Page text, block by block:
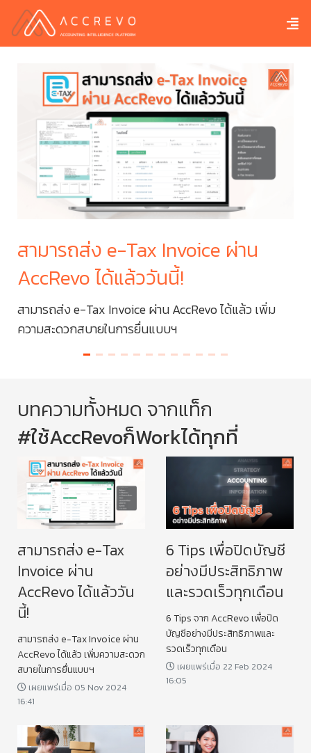
สามารถส่ง e-Tax Invoice ผ่าน
AccRevo ได้แล้ววันนี้!
สามารถส่ง e-Tax Invoice ผ่าน AccRevo ได้แล้ว เพิ่ม
ความสะดวกสบายในการยื่นแบบฯ
บทความทั้งหมด จากแท็ก
#ใช้AccRevoก็Workได้ทุกที่
สามารถส่ง e-Tax
Invoice ผ่าน
AccRevo ได้แล้ววัน
นี้!
สามารถส่ง e-Tax Invoice ผ่าน
AccRevo ได้แล้ว เพิ่มความสะดวก
สบายในการยื่นแบบฯ
เผยแพร่เมื่อ 05 Nov 2024
16:41
6 Tips เพื่อปิดบัญชี
อย่างมีประสิทธิภาพ
และรวดเร็วทุกเดือน
6 Tips จาก AccRevo เพื่อปิด
บัญชีอย่างมีประสิทธิภาพและ
รวดเร็วทุกเดือน
เผยแพร่เมื่อ 22 Feb 2024
16:05